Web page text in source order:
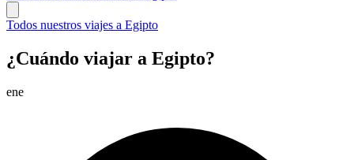
Todos nuestros viajes a Egipto
¿Cuándo viajar a Egipto?
ene